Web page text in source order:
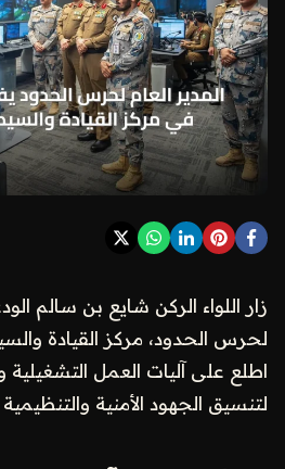
زار اللواء الركن شايع بن سالم
لحرس الحدود، مركز القيادة
اطلع على آليات العمل التشغيلية
لتنسيق الجهود الأمنية